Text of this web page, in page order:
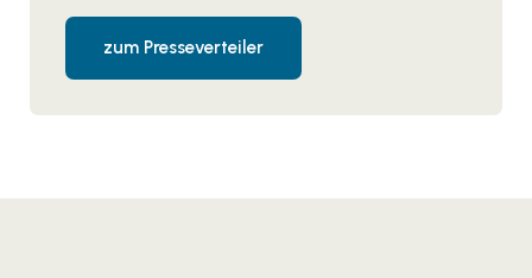
zum Presseverteiler